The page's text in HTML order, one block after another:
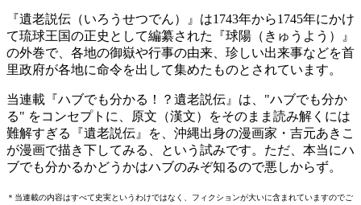
『遺老説伝（いろうせつでん）』は1743年から1745年にかけ
て琉球王国の正史として編纂された『球陽（きゅうよう）』
の外巻で、各地の御嶽や行事の由来、珍しい出来事などを首
里政府が各地に命令を出して集めたものとされています。
当連載『ハブでも分かる！？遺老説伝』は、"ハブでも分か
る" をコンセプトに、原文（漢文）をそのまま読み解くには
難解すぎる『遺老説伝』を、沖縄出身の漫画家・吉元あきこ
が漫画で描き下してみる、という試みです。ただ、本当にハ
ブでも分かるかどうかはハブのみぞ知るので悪しからず。
＊当連載の内容はすべて史実というわけではなく、フィクションが大いに含まれていますのでご